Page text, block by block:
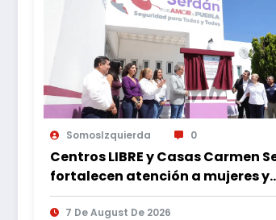
SomosIzquierda 0
Centros LIBRE y Casas Carmen
fortalecen atención a mujeres y
reducen feminicidio en Puebla
7 De August De 2026